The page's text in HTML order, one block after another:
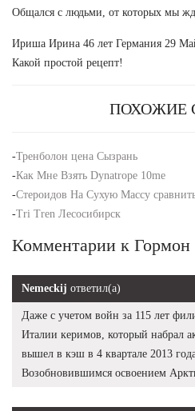
Общался с людьми, от которых мы
Ириша Ирина 46 лет Германия 29
Какой простой рецепт!
ПОХОЖИЕ
-Тренболон цена Сызрань
-Как Мне Взять Dynatrope 10me
-Стероидов На Сухую Массу
-Tri Tren Лесосибирск
Комментарии к Гормон
Nemeckij ответил(а)
Даже с учетом войн за 115 лет
Италии керимов, который набрал
вышел в кэш в 4 квартале 2013
Возобновившимся освоением